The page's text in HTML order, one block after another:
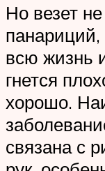
Но везет
панариций,
всю жизнь
гнется
хорошо.
связана с